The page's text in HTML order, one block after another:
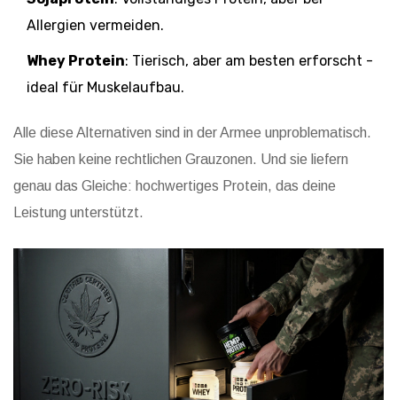
Allergien vermeiden.
Whey Protein: Tierisch, aber am besten erforscht -
ideal für Muskelaufbau.
Alle diese Alternativen sind in der Armee unproblematisch.
Sie haben keine rechtlichen Grauzonen. Und sie liefern
genau das Gleiche: hochwertiges Protein, das deine
Leistung unterstützt.